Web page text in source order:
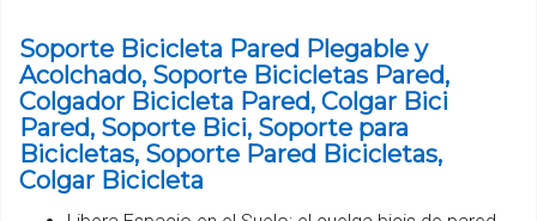
Soporte Bicicleta Pared Plegable y
Acolchado, Soporte Bicicletas Pared,
Colgador Bicicleta Pared, Colgar Bici
Pared, Soporte Bici, Soporte para
Bicicletas, Soporte Pared Bicicletas,
Colgar Bicicleta